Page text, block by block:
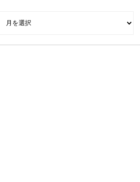
ARCHIVE - 月別アーカイブ